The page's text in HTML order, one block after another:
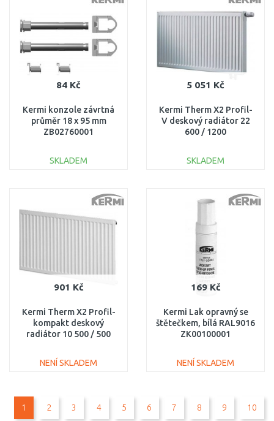
84 Kč
Kermi konzole závrtná
průměr 18 x 95 mm
ZB02760001
SKLADEM
5 051 Kč
Kermi Therm X2 Profil-
V deskový radiátor 22
600 / 1200
SKLADEM
901 Kč
Kermi Therm X2 Profil-
kompakt deskový
radiátor 10 500 / 500
NENÍ SKLADEM
Porovnat
169 Kč
Kermi Lak opravný se
štětečkem, bílá RAL9016
ZK00100001
NENÍ SKLADEM
Porovnat
1 2 3 4 5 6 7 8 9 10